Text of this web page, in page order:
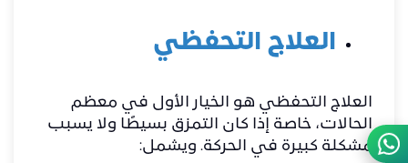
العلاج التحفظي
العلاج التحفظي هو الخيار الأول في معظم
الحالات، خاصة إذا كان التمزق بسيطًا ولا يسبب
مشكلة كبيرة في الحركة. ويشمل: